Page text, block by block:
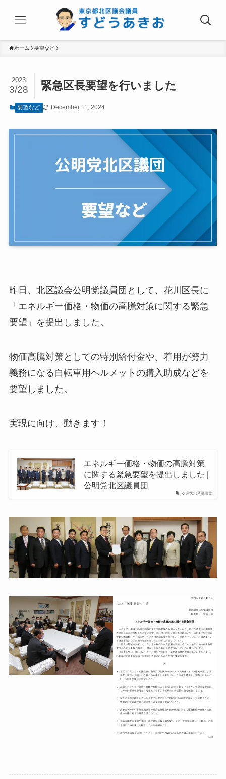
ホーム 要望など
緊急区長要望を行いました
2023
3/28
要望など December 11, 2024
昨日、北区議会公明党議員団として、花川区長に
「エネルギー価格・物価の高騰対策に関する緊急
要望」を提出しました。
物価高騰対策としての特別給付金や、着用が努力
義務になる自転車用ヘルメットの購入助成などを
要望しました。
実現に向け、動きます！
公明党北区議員団
エネルギー価格・物価の高騰対策
に関する緊急要望を提出しました |
公明党北区議員団